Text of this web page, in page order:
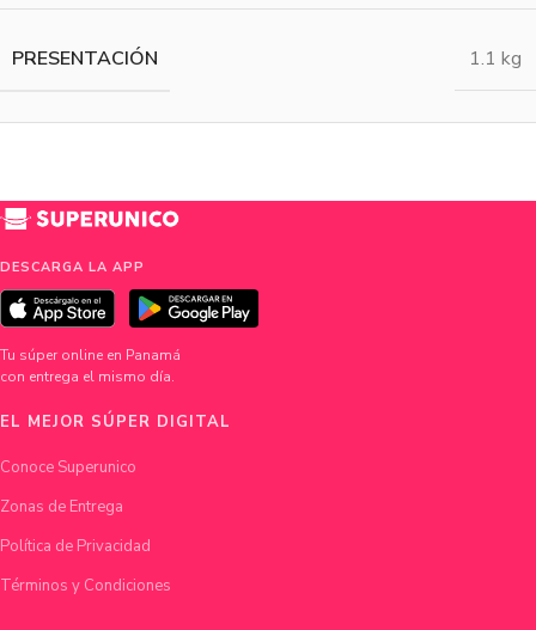
PRESENTACIÓN 1.1 kg
DESCARGA LA APP
Tu súper online en Panamá
con entrega el mismo día.
EL MEJOR SÚPER DIGITAL
Conoce Superunico
Zonas de Entrega
Política de Privacidad
Términos y Condiciones